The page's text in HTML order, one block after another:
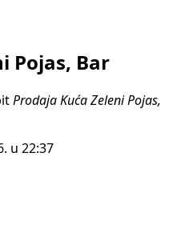
Pojas, Bar
Prodaja Kuća Zeleni Pojas,
u 22:37